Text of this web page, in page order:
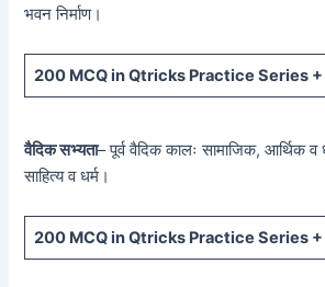
भवन निर्माण।
200 MCQin Qtricks Practice Series +
वैदिक सभ्यता– पूर्व वैदिक कालः सामाजिक, आर्थिक व
साहित्य व धर्म।
200 MCQin Qtricks Practice Series +